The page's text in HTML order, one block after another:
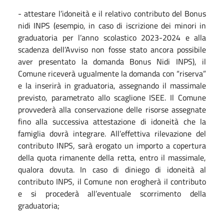
- attestare l’idoneità e il relativo contributo del Bonus
nidi INPS (esempio, in caso di iscrizione dei minori in
graduatoria per l’anno scolastico 2023-2024 e alla
scadenza dell’Avviso non fosse stato ancora possibile
aver presentato la domanda Bonus Nidi INPS), il
Comune riceverà ugualmente la domanda con “riserva”
e la inserirà in graduatoria, assegnando il massimale
previsto, parametrato allo scaglione ISEE. Il Comune
provvederà alla conservazione delle risorse assegnate
fino alla successiva attestazione di idoneità che la
famiglia dovrà integrare. All’effettiva rilevazione del
contributo INPS, sarà erogato un importo a copertura
della quota rimanente della retta, entro il massimale,
qualora dovuta. In caso di diniego di idoneità al
contributo INPS, il Comune non erogherà il contributo
e si procederà all’eventuale scorrimento della
graduatoria;